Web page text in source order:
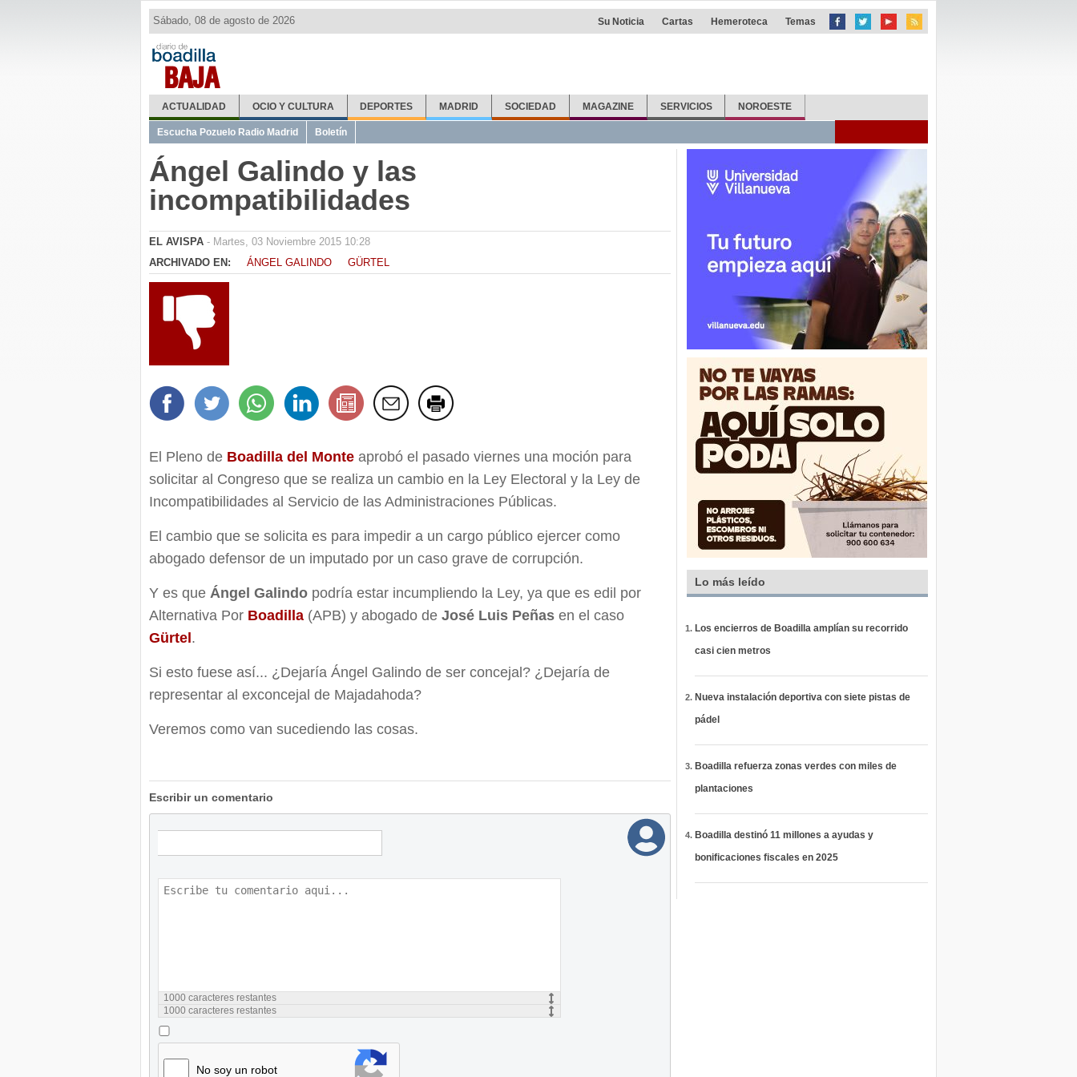
BAJA
Sábado, 08 de agosto de 2026 Su Noticia Cartas Hemeroteca Temas
ACTUALIDAD OCIO Y CULTURA DEPORTES MADRID SOCIEDAD MAGAZINE SERVICIOS NOROESTE
Escucha Pozuelo Radio Madrid Boletín
Ángel Galindo y las
incompatibilidades
EL AVISPA - Martes, 03 Noviembre 2015 10:28
ARCHIVADO EN:
ÁNGEL GALINDO GÜRTEL
El Pleno de Boadilla del Monte aprobó el pasado viernes una moción para
solicitar al Congreso que se realiza un cambio en la Ley Electoral y la Ley de
Incompatibilidades al Servicio de las Administraciones Públicas.
El cambio que se solicita es para impedir a un cargo público ejercer como
abogado defensor de un imputado por un caso grave de corrupción.
Y es que Ángel Galindo podría estar incumpliendo la Ley, ya que es edil por
Alternativa Por Boadilla (APB) y abogado de José Luis Peñas en el caso
Gürtel .
Si esto fuese así... ¿Dejaría Ángel Galindo de ser concejal? ¿Dejaría de
representar al exconcejal de Majadahoda?
Veremos como van sucediendo las cosas.
Escribir un comentario
1000 caracteres restantes
1000 caracteres restantes
No soy un robot
Lo más leído
Los encierros de Boadilla amplían su recorrido
casi cien metros
Nueva instalación deportiva con siete pistas de
pádel
Boadilla refuerza zonas verdes con miles de
plantaciones
Boadilla destinó 11 millones a ayudas y
bonificaciones fiscales en 2025